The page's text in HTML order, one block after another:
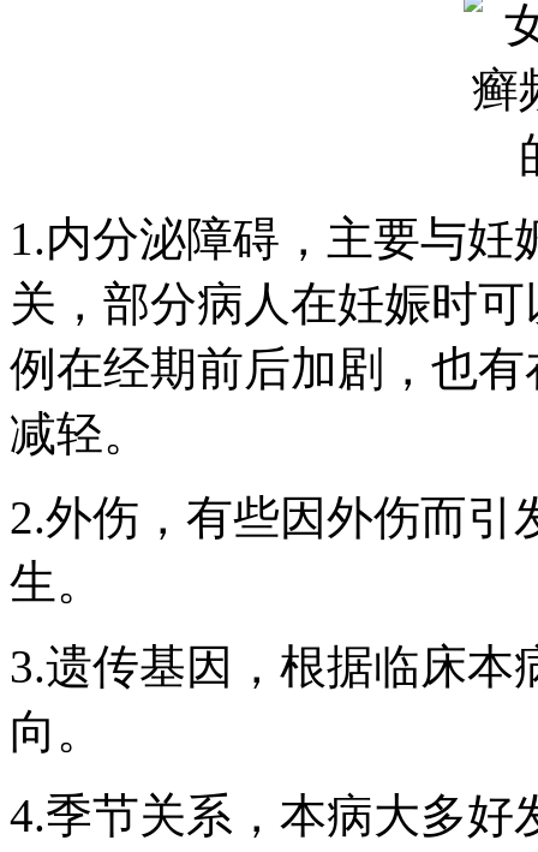
1.内分泌障碍，主要与
关，部分病人在妊娠时
例在经期前后加剧，也
减轻。
2.外伤，有些因外伤而引
生。
3.遗传基因，根据临床本
向。
4.季节关系，本病大多好